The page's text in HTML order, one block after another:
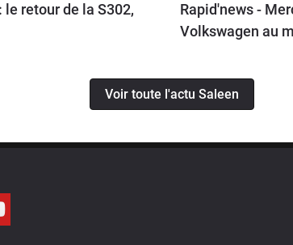
retour de la S302,
Rapid'news -
Volkswagen au
Voir toute l'actu Saleen